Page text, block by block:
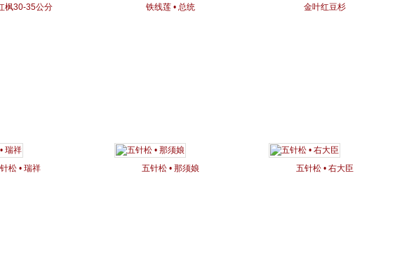
枫30-35公分 铁线莲 • 总统
金叶红豆杉
松 • 瑞祥 五针松 • 那须娘 五针松 • 右大臣